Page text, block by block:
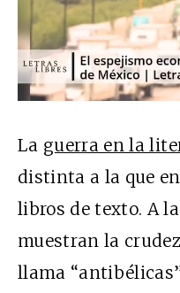
La guerra en la
distinta a la que
libros de texto. A
muestran la
llama